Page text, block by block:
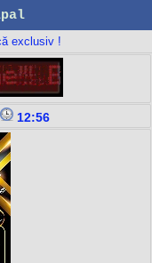
exclusiv !
12:56